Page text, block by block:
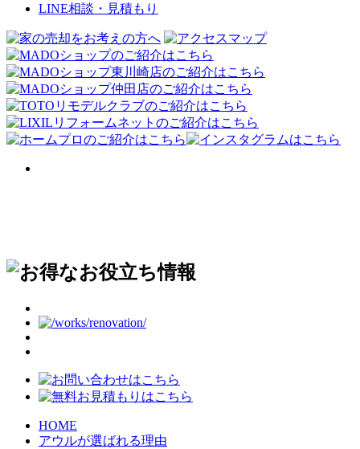
LINE相談・見積もり
HOME
アウルが選ばれる理由